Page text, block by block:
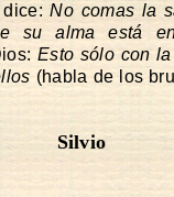
dice:No comas la
su alma está
Esto sólo con
(habla de los
Silvio